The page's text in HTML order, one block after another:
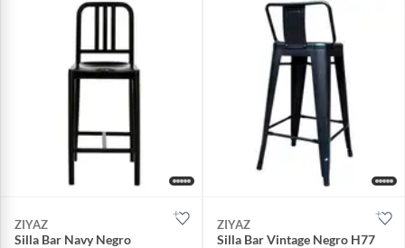
ZIYAZ
Silla Bar Navy Negro
ZIYAZ
Silla Bar Vintage Negro H77